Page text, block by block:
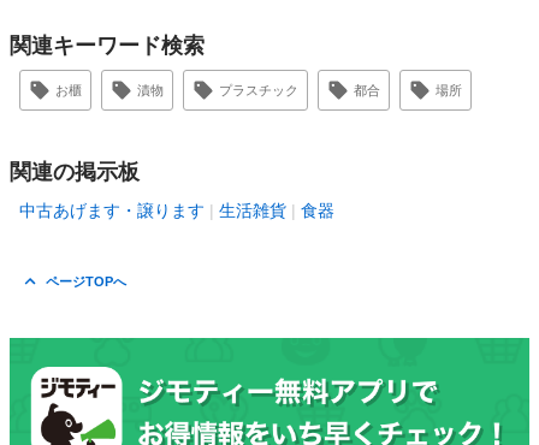
関連キーワード検索
お櫃 漬物 プラスチック 都合 場所
関連の掲示板
中古あげます・譲ります 生活雑貨 食器
ページTOPへ